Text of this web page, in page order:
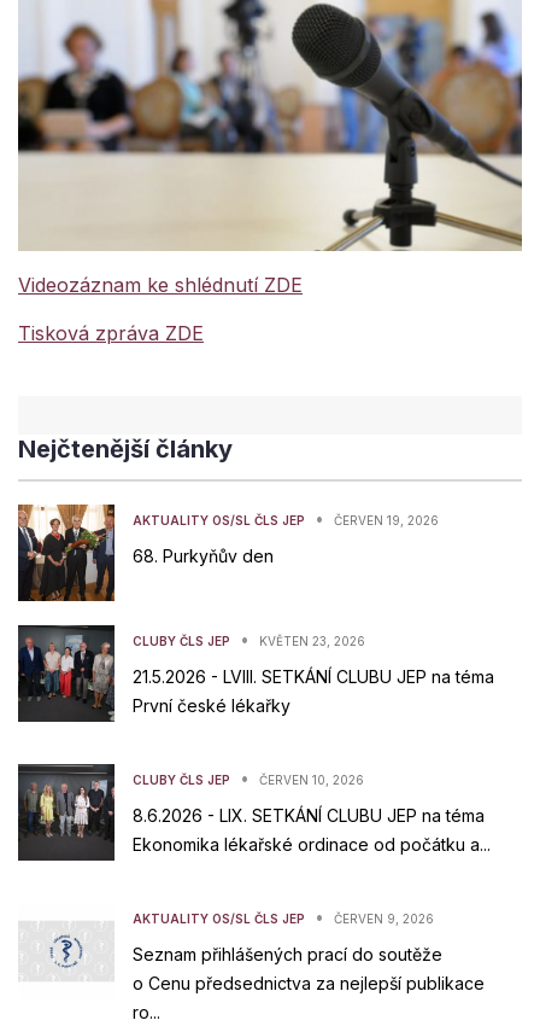
Videozáznam ke shlédnutí ZDE
Tisková zpráva ZDE
Nejčtenější články
AKTUALITY OS/SL ČLS JEP • ČERVEN 19, 2026
68. Purkyňův den
CLUBY ČLS JEP • KVĚTEN 23, 2026
21.5.2026 - LVIII. SETKÁNÍ CLUBU JEP na téma
První české lékařky
CLUBY ČLS JEP • ČERVEN 10, 2026
8.6.2026 - LIX. SETKÁNÍ CLUBU JEP na téma
Ekonomika lékařské ordinace od počátku a...
AKTUALITY OS/SL ČLS JEP • ČERVEN 9, 2026
Seznam přihlášených prací do soutěže
o Cenu předsednictva za nejlepší publikace
ro...